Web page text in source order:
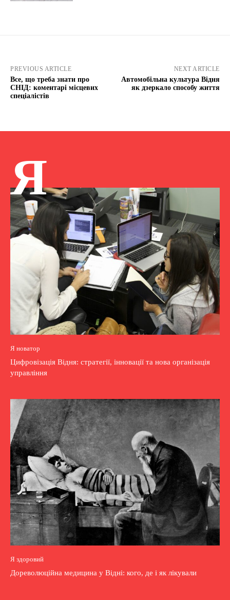
PREVIOUS ARTICLE
Все, що треба знати про
СНІД: коментарі місцевих
спеціалістів
NEXT ARTICLE
Автомобільна культура Відня
як дзеркало способу життя
Я
Я новатор
Цифровізація Відня: стратегії, інновації та нова організація
управління
Я здоровий
Дореволюційна медицина у Відні: кого, де і як лікували